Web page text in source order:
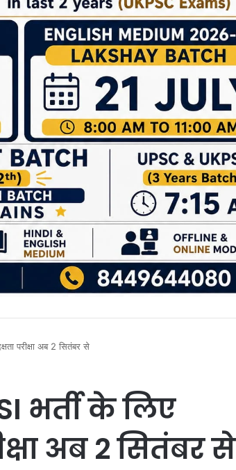
परीक्षा अब 2 सितंबर से
भर्ती के लिए
अब 2 सितंबर से